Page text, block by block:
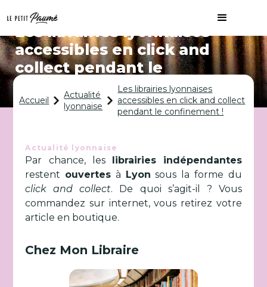
Les librairies lyonnaises
accessibles en click and
collect pendant le
confinement !
Accueil
Actualité
lyonnaise
Les librairies lyonnaises
accessibles en click and collect
pendant le confinement !
Actualité lyonnaise
Par chance, les librairies
indépendantes
restent ouvertes à Lyon sous la forme du
click and collect. De quoi s’agit-il ? Vous
commandez sur internet, vous retirez votre
article en boutique.
Chez Mon Libraire